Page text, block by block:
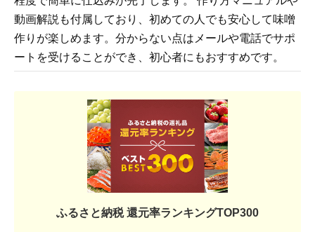
動画解説も付属しており、初めての人でも安心して味噌
作りが楽しめます。分からない点はメールや電話でサポ
ートを受けることができ、初心者にもおすすめです。
ふるさと納税 還元率ランキングTOP300